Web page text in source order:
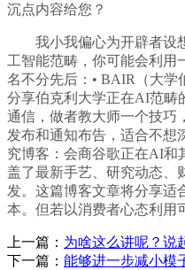
沉点内容给您？
我小我偏心为开辟者设想
工智能范畴，你可能会利用
名不分先后：• BAIR（大学
分享伯克利大学正在AI范畴
通信，做者教大师一个技巧
发布和通知布告，适合不想
究博客：会商谷歌正在AI和
盖了最新手艺、研究动态、
发。这篇博客文章将分享适
本。但若以消费者心态利用
上一篇： 为啥这么讲呢？说
下一篇： 能够进一步减小模